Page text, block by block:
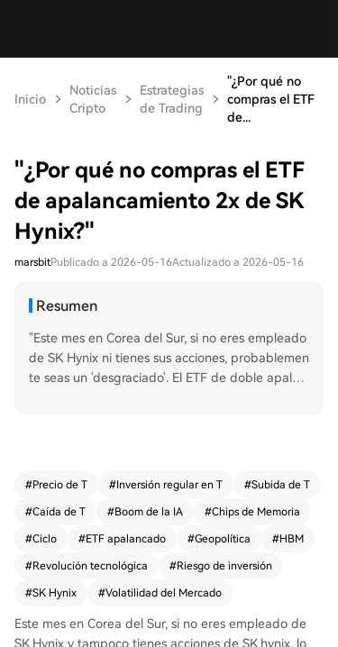
Inicio
Noticias
Cripto
Estrategias
de Trading
"¿Por qué no
compras el ETF
de...
"¿Por qué no compras el ETF
de apalancamiento 2x de SK
Hynix?"
marsbitPublicado a 2026-05-16Actualizado a 2026-05-16
Resumen
"Este mes en Corea del Sur, si no eres empleado
de SK Hynix ni tienes sus acciones, probablemen
te seas un 'desgraciado'. El ETF de doble apalan
paró más de 13 veces en 7 meses. Su valor neto
de la ganancia teórica de las acciones subyacen
tes (+324,49%), gracias al mercado alcista unidir
sgos en mercados volátiles. Entre marzo y abril
de 2026, durante la alta volatilidad geopolítica e
n el estrecho de Ormuz, el mecanismo de reequi
librio diario del ETF generó una significativa 'ero
#Precio de T #Inversión regular en T #Subida de T
#Caída de T #Boom de la IA #Chips de Memoria
#Ciclo #ETF apalancado #Geopolítica #HBM
#Revolución tecnológica #Riesgo de inversión
#SK Hynix #Volatilidad del Mercado
Este mes en Corea del Sur, si no eres empleado de
SK Hynix y tampoco tienes acciones de SK hynix, lo